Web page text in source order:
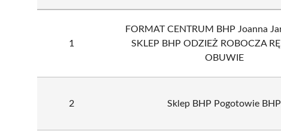
1
FORMAT CENTRUM BHP Joanna
SKLEP BHP ODZIEŻ ROBOCZA
OBUWIE
2 Sklep BHP Pogotowie BHP